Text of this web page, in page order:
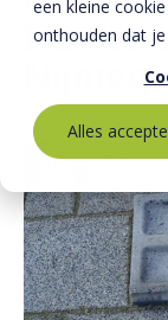
een kleine
onthouden dat
Alles
Downloads
Werken bij
Over ons
MVO
Kernwaarden
Mission
Toeslagen
HVO
Hamer